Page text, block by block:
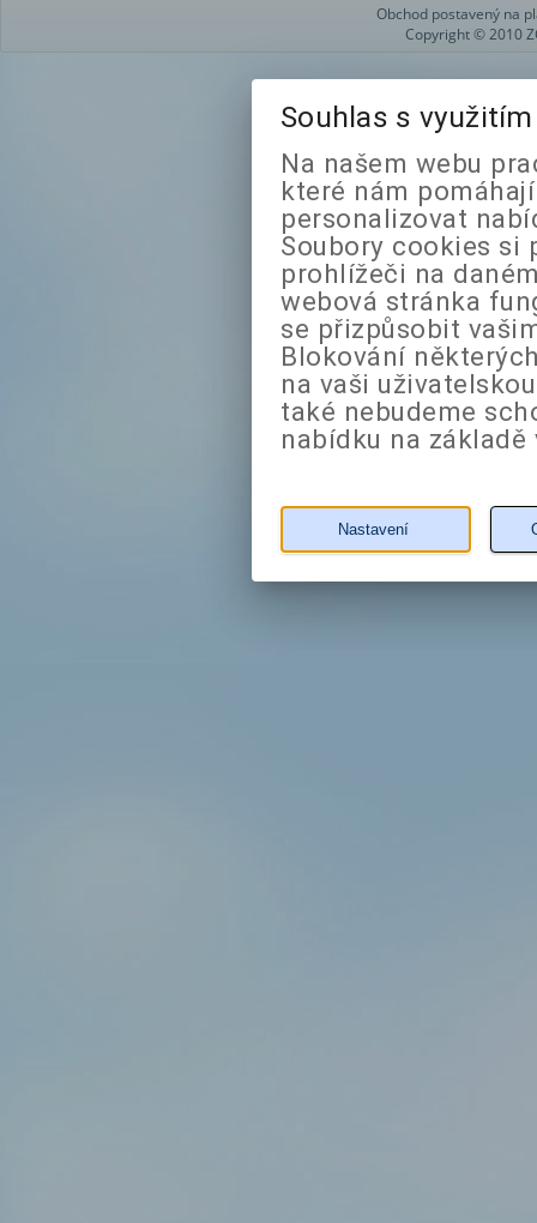
Obchod postavený na
Copyright © 2010
Souhlas s
Na našem webu
které nám
personalizovat
Soubory cookies si
prohlížeči na
webová stránka
se přizpůsobit
Blokování
na vaši
také nebudeme
nabídku na
Nastavení